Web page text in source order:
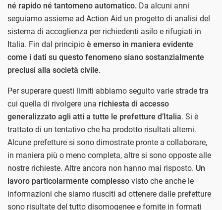
né rapido né tantomeno automatico. Da alcuni anni
seguiamo assieme ad Action Aid un progetto di analisi del
sistema di accoglienza per richiedenti asilo e rifugiati in
Italia. Fin dal principio è emerso in maniera evidente
come i dati su questo fenomeno siano sostanzialmente
preclusi alla società civile.
Per superare questi limiti abbiamo seguito varie strade tra
cui quella di rivolgere una richiesta di accesso
generalizzato agli atti a tutte le prefetture d’Italia. Si è
trattato di un tentativo che ha prodotto risultati alterni.
Alcune prefetture si sono dimostrate pronte a collaborare,
in maniera più o meno completa, altre si sono opposte alle
nostre richieste. Altre ancora non hanno mai risposto. Un
lavoro particolarmente complesso visto che anche le
informazioni che siamo riusciti ad ottenere dalle prefetture
sono risultate del tutto disomogenee e fornite in formati